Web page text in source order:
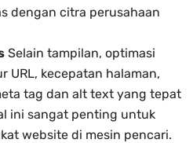
dengan citra perusahaan
Selain tampilan, optimasi
URL, kecepatan halaman,
tag dan alt text yang tepat
ini sangat penting untuk
website di mesin pencari.